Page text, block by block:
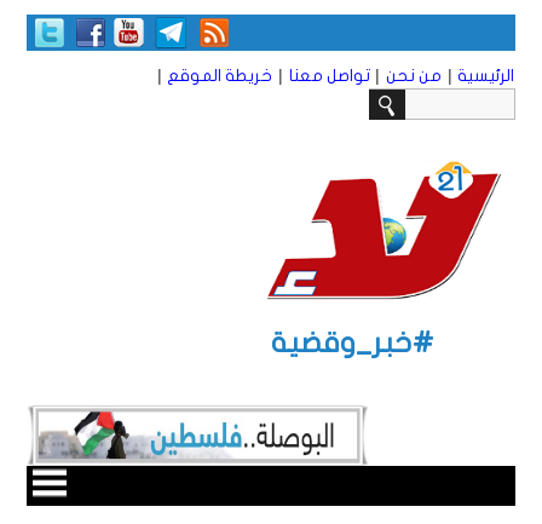
الرئيسية | من نحن | تواصل معنا | خريطة الموقع |
#خبر_وقضية